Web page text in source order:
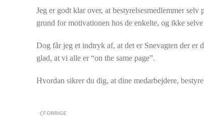
Jeg er godt klar over, at bestyrelsesmedlemmer
grund for motivationen hos de enkelte, og ikke
Dog får jeg et indtryk af, at det er Snevagten der
glad, at vi alle er “on the same page”.
Hvordan sikrer du dig, at dine medarbejdere,
FORRIGE